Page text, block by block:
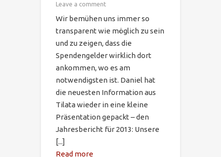
Leave a comment
Wir bemühen uns immer so
transparent wie möglich zu sein
und zu zeigen, dass die
Spendengelder wirklich dort
ankommen, wo es am
notwendigsten ist. Daniel hat
die neuesten Information aus
Tilata wieder in eine kleine
Präsentation gepackt – den
Jahresbericht für 2013: Unsere
[...]
Read more